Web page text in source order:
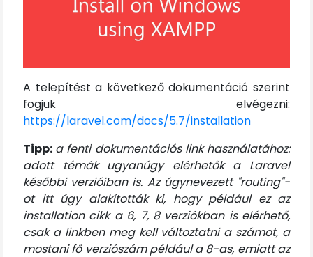
A telepítést a következő dokumentáció szerint
fogjuk elvégezni:
https://laravel.com/docs/5.7/installation
Tipp: a fenti dokumentációs link használatához:
adott témák ugyanúgy elérhetők a Laravel
későbbi verzióiban is. Az úgynevezett "routing"-
ot itt úgy alakították ki, hogy például ez az
installation cikk a 6, 7, 8 verziókban is elérhető,
csak a linkben meg kell változtatni a számot, a
mostani fő verziószám például a 8-as, emiatt az